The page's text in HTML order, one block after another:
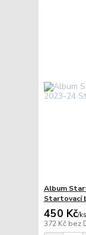
Album
Startovací
450 Kč/ks
372 Kč bez